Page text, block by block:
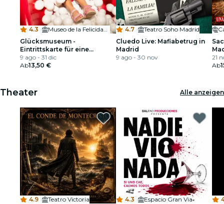
4.3 ·
Museo de la Felicidad MüF
Glücksmuseum -
Eintrittskarte für eine
Führung
9 ago - 31 dic
Ab13,50 €
4.7 ·
Teatro Soho Madrid
Cluedo Live: Mafiabetrug in
Madrid
9 ago - 30 nov
21
Ab
Theater Alle anzeigen
4.9 ·
Teatro Victoria
4.3 ·
Espacio Gran Via